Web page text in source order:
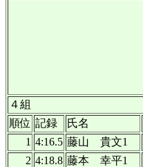
４組
順位 記録 氏名
1 4:16.5 藤山 貴文1
2 4:18.8 藤本 幸平1